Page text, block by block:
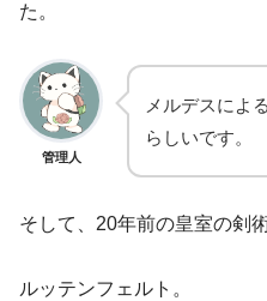
た。
管理人
メルデスによ
らしいです。
そして、20年前の皇室の剣
ルッテンフェルト。